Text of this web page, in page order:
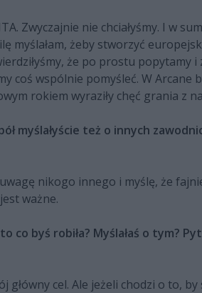
Zwyczajnie nie chciałyśmy. I w
myślałam, żeby stworzyć
że po prostu popytamy i
coś wspólnie pomyśleć. W Arcane
rokiem wyraziły chęć grania z
myślałyście też o innych
nikogo innego i myślę, że
ważne.
co byś robiła? Myślałaś o tym?
główny cel. Ale jeżeli chodzi o to,